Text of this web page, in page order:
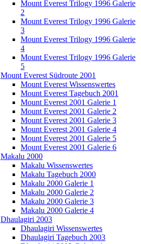
Mount Everest Trilogy 1996 Galerie
2
Mount Everest Trilogy 1996 Galerie
3
Mount Everest Trilogy 1996 Galerie
4
Mount Everest Trilogy 1996 Galerie
5
Mount Everest Südroute 2001
Mount Everest Wissenswertes
Mount Everest Tagebuch 2001
Mount Everest 2001 Galerie 1
Mount Everest 2001 Galerie 2
Mount Everest 2001 Galerie 3
Mount Everest 2001 Galerie 4
Mount Everest 2001 Galerie 5
Mount Everest 2001 Galerie 6
Makalu 2000
Makalu Wissenswertes
Makalu Tagebuch 2000
Makalu 2000 Galerie 1
Makalu 2000 Galerie 2
Makalu 2000 Galerie 3
Makalu 2000 Galerie 4
Dhaulagiri 2003
Dhaulagiri Wissenswertes
Dhaulagiri Tagebuch 2003